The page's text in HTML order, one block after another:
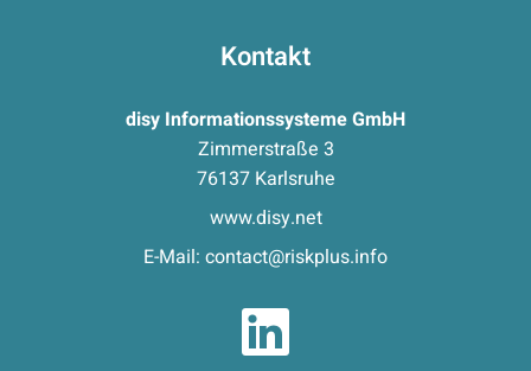
Kontakt
disy Informationssysteme GmbH
Zimmerstraße 3
76137 Karlsruhe
www.disy.net
E-Mail: contact@riskplus.info